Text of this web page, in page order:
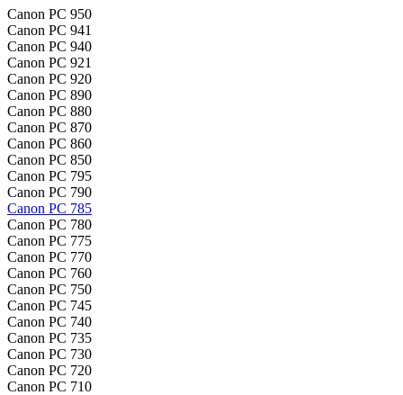
Canon PC 950
Canon PC 941
Canon PC 940
Canon PC 921
Canon PC 920
Canon PC 890
Canon PC 880
Canon PC 870
Canon PC 860
Canon PC 850
Canon PC 795
Canon PC 790
Canon PC 785
Canon PC 780
Canon PC 775
Canon PC 770
Canon PC 760
Canon PC 750
Canon PC 745
Canon PC 740
Canon PC 735
Canon PC 730
Canon PC 720
Canon PC 710